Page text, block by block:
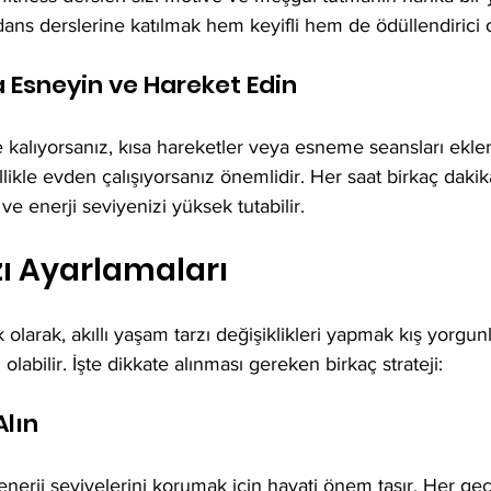
derslerine katılmak hem keyifli hem de ödüllendirici
Esneyin ve Hareket Edin
kısa hareketler veya esneme seansları
evden çalışıyorsanız önemlidir. Her saat birkaç
ve enerji seviyenizi yüksek tutabilir.
Ayarlamaları
akıllı yaşam tarzı değişiklikleri yapmak kış
olabilir. İşte dikkate alınması gereken birkaç strateji:
seviyelerini korumak için hayati önem taşır. Her